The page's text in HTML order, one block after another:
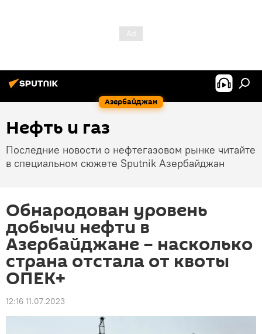
Азербайджан
Нефть и газ
Последние новости о нефтегазовом рынке читайте
в специальном сюжете Sputnik Азербайджан
Обнародован уровень
добычи нефти в
Азербайджане – насколько
страна отстала от квоты
ОПЕК+
12:16 11.07.2023